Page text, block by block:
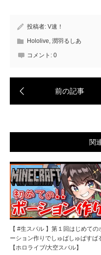
投稿者: V速！
Hololive, 潤羽るしあ
コメント: 0
関
【 #生スバル 】第１回はじめての
ーション作りでしゅばしゅばすば
【ホロライブ/大空スバル】